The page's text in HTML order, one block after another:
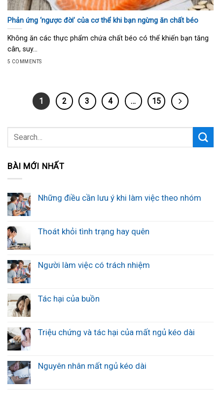
Phản ứng ‘ngược đời’ của cơ thể khi bạn ngừng ăn chất béo
Không ăn các thực phẩm chứa chất béo có thể khiến bạn tăng
cân, suy...
5 COMMENTS
1 2 3 4 … 15
BÀI MỚI NHẤT
Những điều cần lưu ý khi làm việc theo nhóm
Thoát khỏi tình trạng hay quên
Người làm việc có trách nhiệm
Tác hại của buồn
Triệu chứng và tác hại của mất ngủ kéo dài
Nguyên nhân mất ngủ kéo dài